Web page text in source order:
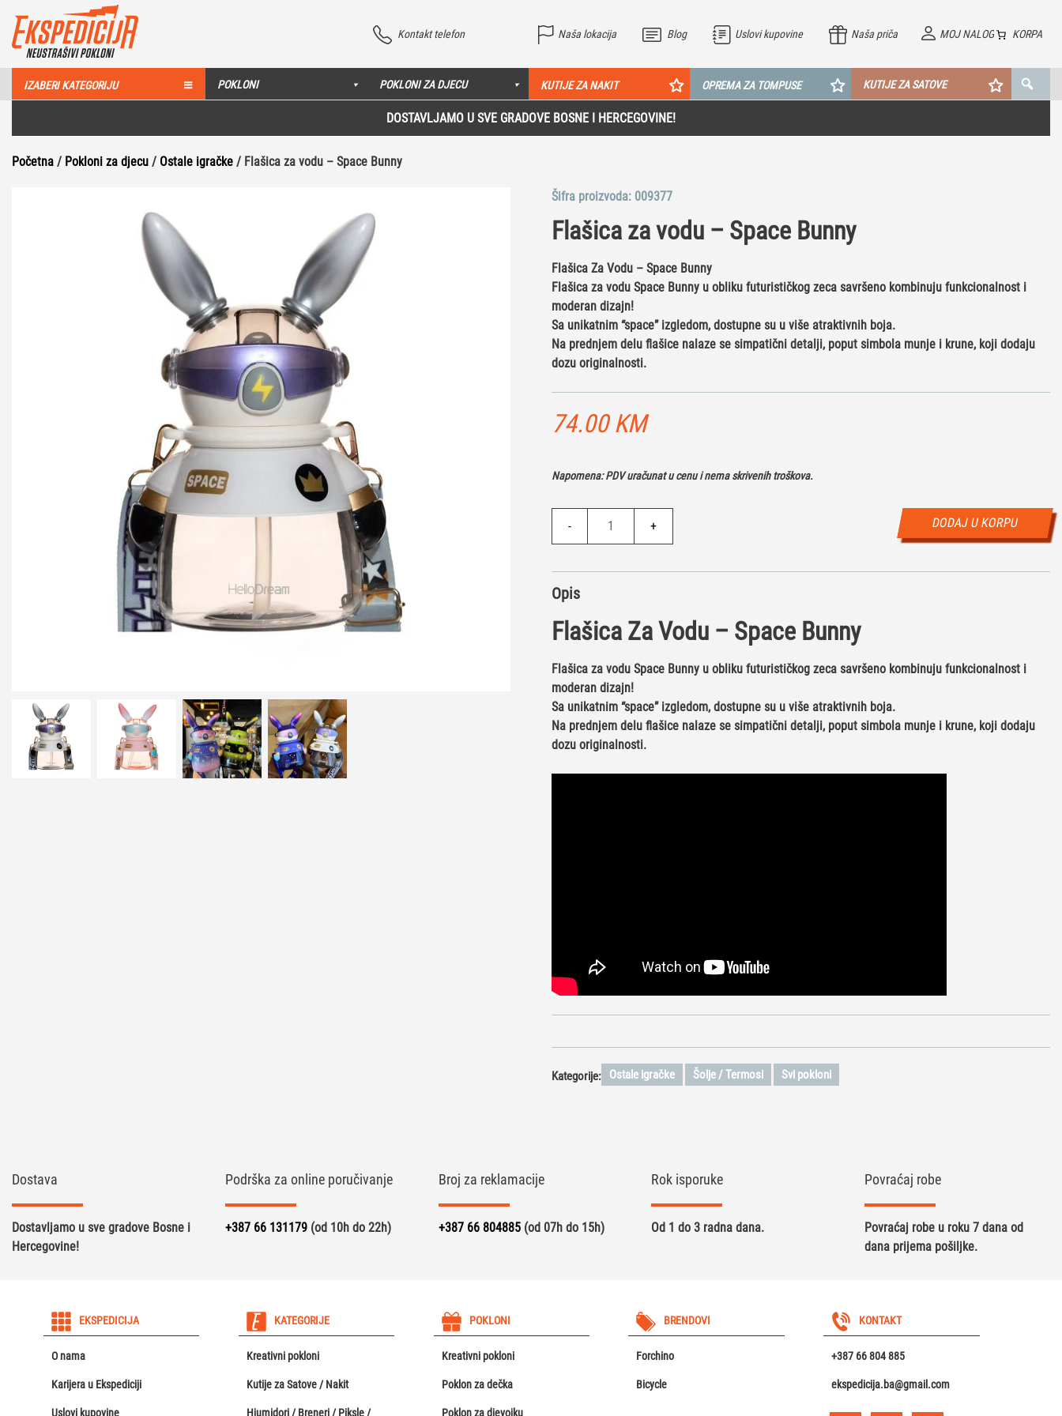
MOJ NALOG KORPA
Kontakt telefon Naša lokacija Blog Uslovi kupovine Naša priča
IZABERI KATEGORIJU POKLONI POKLONI ZA DJECU KUTIJE ZA NAKIT OPREMA ZA TOMPUSE KUTIJE ZA SATOVE
DOSTAVLJAMO U SVE GRADOVE BOSNE I HERCEGOVINE!
Početna / Pokloni za djecu / Ostale igračke / Flašica za vodu – Space Bunny
Flašica za vodu – Space Bunny
Flašica Za Vodu – Space Bunny
Flašica za vodu Space Bunny u obliku futurističkog zeca savršeno kombinuju funkcionalnost i
moderan dizajn!
Sa unikatnim “space” izgledom, dostupne su u više atraktivnih boja.
Na prednjem delu flašice nalaze se simpatični detalji, poput simbola munje i krune, koji dodaju
dozu originalnosti.
74.00KM
Napomena: PDV uračunat u cenu i nema skrivenih troškova.
-
-
Space
količina
+ DODAJ U KORPU
Šifra proizvoda: 009377
Opis
Flašica Za Vodu – Space Bunny
Flašica za vodu Space Bunny u obliku futurističkog zeca savršeno kombinuju funkcionalnost i
moderan dizajn!
Sa unikatnim “space” izgledom, dostupne su u više atraktivnih boja.
Na prednjem delu flašice nalaze se simpatični detalji, poput simbola munje i krune, koji dodaju
dozu originalnosti.
Kategorije: Ostale igračke Šolje / Termosi Svi pokloni
Dostava
Dostavljamo u sve gradove Bosne i
Hercegovine!
Podrška za online poručivanje
+387 66 131179 (od 10h do 22h)
Broj za reklamacije
+387 66 804885 (od 07h do 15h)
Rok isporuke
Od 1 do 3 radna dana.
Povraćaj robe
Povraćaj robe u roku 7 dana od
dana prijema pošiljke.
EKSPEDICIJA
O nama
Karijera u Ekspediciji
Uslovi kupovine
KATEGORIJE
Kreativni pokloni
Kutije za Satove / Nakit
Hjumidori / Breneri / Piksle /
POKLONI
Kreativni pokloni
Poklon za dečka
Poklon za djevojku
BRENDOVI
Forchino
Bicycle
KONTAKT
+387 66 804 885
ekspedicija.ba@gmail.com